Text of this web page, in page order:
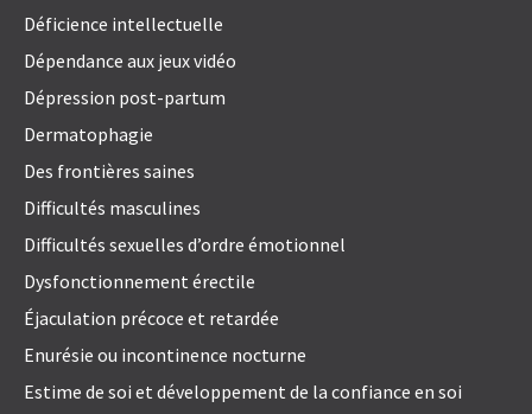
Déficience intellectuelle
Dépendance aux jeux vidéo
Dépression post-partum
Dermatophagie
Des frontières saines
Difficultés masculines
Difficultés sexuelles d’ordre émotionnel
Dysfonctionnement érectile
Éjaculation précoce et retardée
Enurésie ou incontinence nocturne
Estime de soi et développement de la confiance en soi